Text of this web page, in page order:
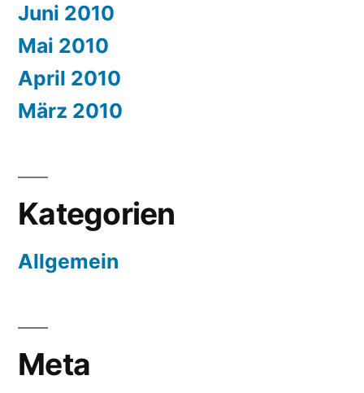
Juni 2010
Mai 2010
April 2010
März 2010
Kategorien
Allgemein
Meta